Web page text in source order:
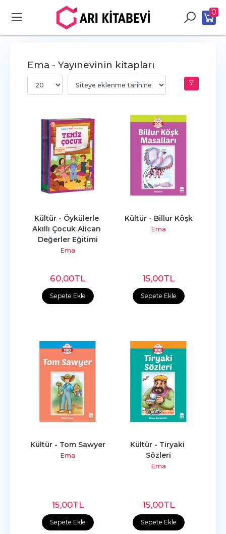
0
Ema - Yayınevinin kitapları
Sepete Ekle
Kültür - Öykülerle
Akıllı Çocuk Alican
Değerler Eğitimi
Ema
60,00TL
Sepete Ekle
Kültür - Billur Köşk
Ema
15,00TL
Sepete Ekle
Kültür - Tom Sawyer
Ema
15,00TL
Sepete Ekle
Kültür - Tiryaki
Sözleri
Ema
15,00TL